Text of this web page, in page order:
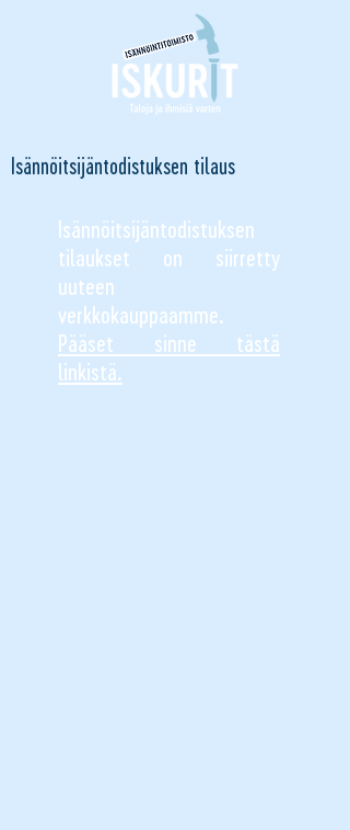
Isännöitsijäntodistuksen tilaus
Isännöitsijäntodistuksen
tilaukset on siirretty
uuteen
verkkokauppaamme.
Pääset sinne tästä
linkistä.